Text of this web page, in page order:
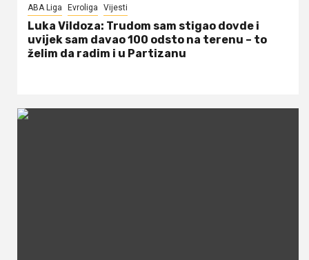
ABA Liga Evroliga Vijesti
Luka Vildoza: Trudom sam stigao dovde i
uvijek sam davao 100 odsto na terenu – to
želim da radim i u Partizanu